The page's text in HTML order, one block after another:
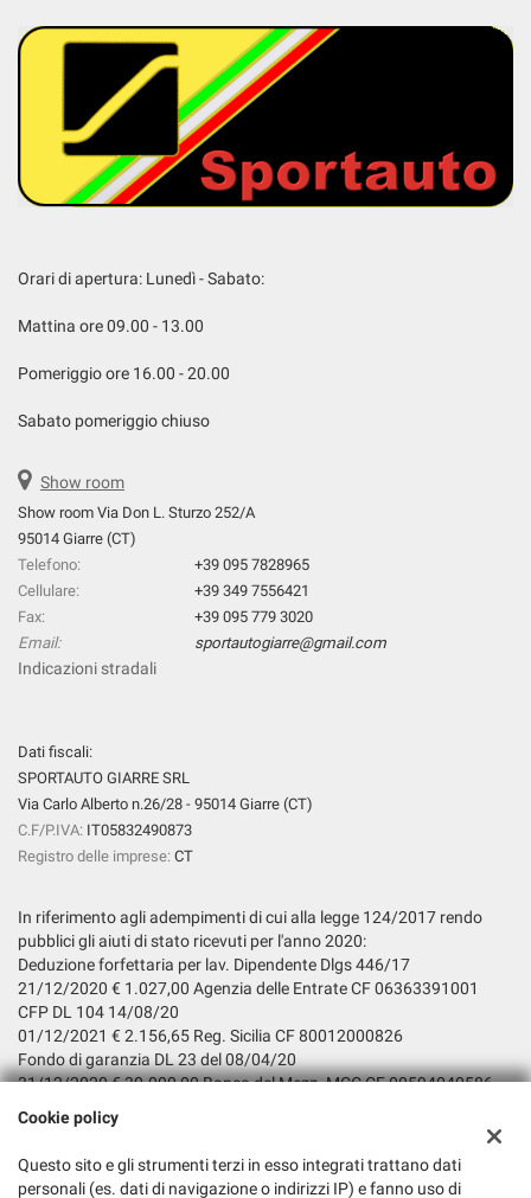
Orari di apertura: Lunedì - Sabato:
Mattina ore 09.00 - 13.00
Pomeriggio ore 16.00 - 20.00
Sabato pomeriggio chiuso
Show room
Show room Via Don L. Sturzo 252/A
95014 Giarre (CT)
Telefono:
+39 095 7828965
Cellulare:
+39 349 7556421
Fax:
+39 095 779 3020
Email:
sportautogiarre@gmail.com
Indicazioni stradali
Dati fiscali:
SPORTAUTO GIARRE SRL
Via Carlo Alberto n.26/28 - 95014 Giarre (CT)
C.F/P.IVA: IT05832490873
Registro delle imprese: CT
In riferimento agli adempimenti di cui alla legge 124/2017 rendo
pubblici gli aiuti di stato ricevuti per l'anno 2020:
Deduzione forfettaria per lav. Dipendente Dlgs 446/17
21/12/2020 € 1.027,00 Agenzia delle Entrate CF 06363391001
CFP DL 104 14/08/20
01/12/2021 € 2.156,65 Reg. Sicilia CF 80012000826
Fondo di garanzia DL 23 del 08/04/20
31/12/2020 € 30.000,00 Banca del Mezz. MCC CF 00594040586
Incentivo assunzione A tempo
indet. Decr. Diretto. Ag. Naz. Pol. Attivo del lavoro n. 52 Del 11-02-
2020
07/12/2020 € 4.768,59 INPS CF 80078750587
Cookie policy
Questo sito e gli strumenti terzi in esso integrati trattano dati
personali (es. dati di navigazione o indirizzi IP) e fanno uso di